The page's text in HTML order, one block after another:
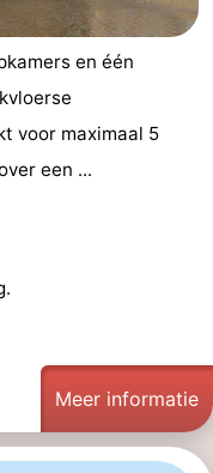
en één
voor maximaal 5
een ...
Meer informatie